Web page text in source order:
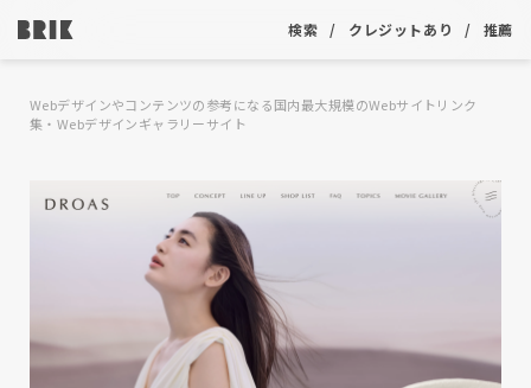
検索 クレジットあり 推薦
Webデザインやコンテンツの参考になる国内最大規模のWebサイトリンク
集・Webデザインギャラリーサイト